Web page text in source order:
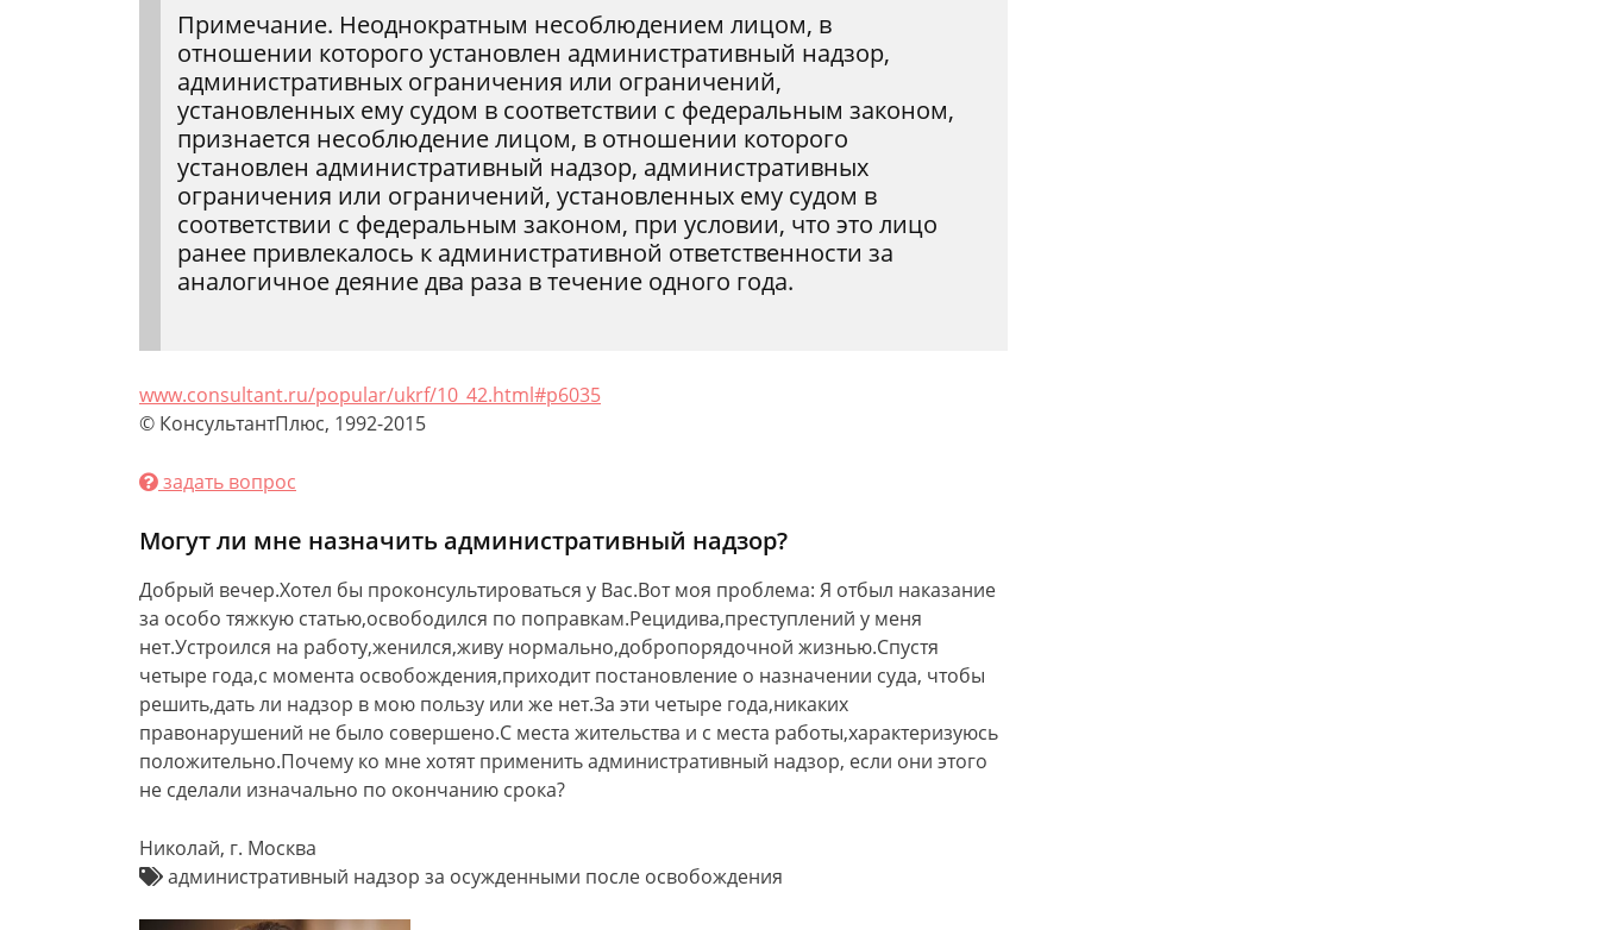
Примечание. Неоднократным несоблюдением лицом, в
отношении которого установлен административный надзор,
административных ограничения или ограничений,
установленных ему судом в соответствии с федеральным законом,
признается несоблюдение лицом, в отношении которого
установлен административный надзор, административных
ограничения или ограничений, установленных ему судом в
соответствии с федеральным законом, при условии, что это лицо
ранее привлекалось к административной ответственности за
аналогичное деяние два раза в течение одного года.
www.consultant.ru/popular/ukrf/10_42.html#p6035
© КонсультантПлюс, 1992-2015
задать вопрос
Могут ли мне назначить административный надзор?
Добрый вечер.Хотел бы проконсультироваться у Вас.Вот моя проблема: Я отбыл наказание
за особо тяжкую статью,освободился по поправкам.Рецидива,преступлений у меня
нет.Устроился на работу,женился,живу нормально,добропорядочной жизнью.Спустя
четыре года,с момента освобождения,приходит постановление о назначении суда, чтобы
решить,дать ли надзор в мою пользу или же нет.За эти четыре года,никаких
правонарушений не было совершено.С места жительства и с места работы,характеризуюсь
положительно.Почему ко мне хотят применить административный надзор, если они этого
не сделали изначально по окончанию срока?
Николай, г. Москва
административный надзор за осужденными после освобождения